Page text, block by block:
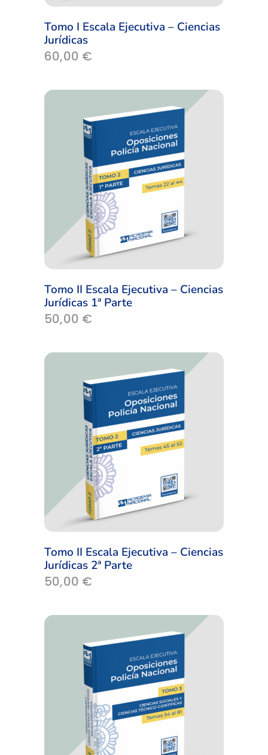
Tomo I Escala Ejecutiva – Ciencias
Jurídicas
60,00 €
Tomo II Escala Ejecutiva – Ciencias
Jurídicas 1ª Parte
50,00 €
Tomo II Escala Ejecutiva – Ciencias
Jurídicas 2ª Parte
50,00 €